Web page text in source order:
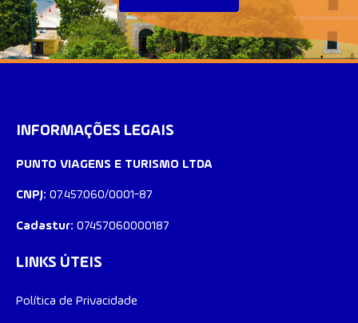
INFORMAÇÕES LEGAIS
PUNTO VIAGENS E TURISMO LTDA
CNPJ: 07.457.060/0001-87
Cadastur: 07457060000187
LINKS ÚTEIS
Política de Privacidade​